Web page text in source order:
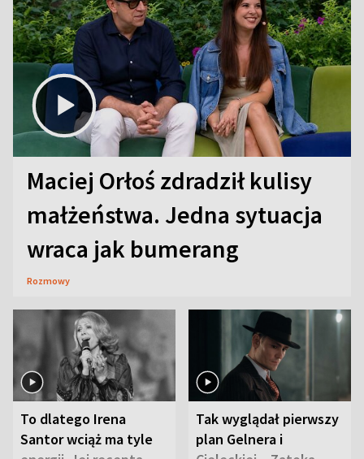
Maciej Orłoś zdradził kulisy
małżeństwa. Jedna sytuacja
wraca jak bumerang
Rozmowy
To dlatego Irena
Santor wciąż ma tyle
Tak wyglądał pierwszy
plan Gelnera i